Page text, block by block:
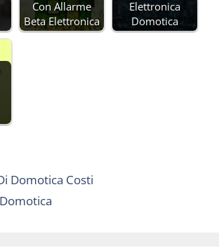
Con Allarme
Beta Elettronica
Elettronica
Domotica
Domotica Costi